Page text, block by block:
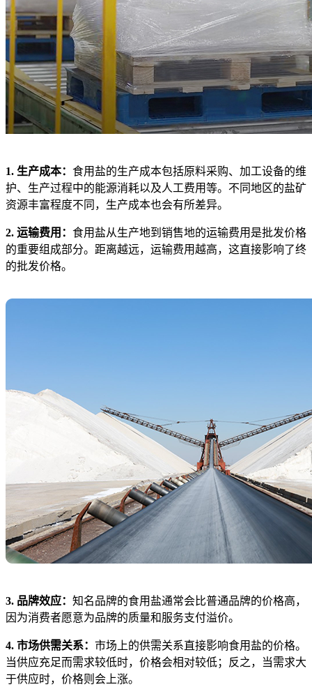
1. 生产成本： 食用盐的生产成本包括原料采购、加工设备的维
护、生产过程中的能源消耗以及人工费用等。不同地区的盐矿
资源丰富程度不同，生产成本也会有所差异。
2. 运输费用： 食用盐从生产地到销售地的运输费用是批发价格
的重要组成部分。距离越远，运输费用越高，这直接影响了终
的批发价格。
3. 品牌效应： 知名品牌的食用盐通常会比普通品牌的价格高，
因为消费者愿意为品牌的质量和服务支付溢价。
4. 市场供需关系： 市场上的供需关系直接影响食用盐的价格。
当供应充足而需求较低时，价格会相对较低；反之，当需求大
于供应时，价格则会上涨。